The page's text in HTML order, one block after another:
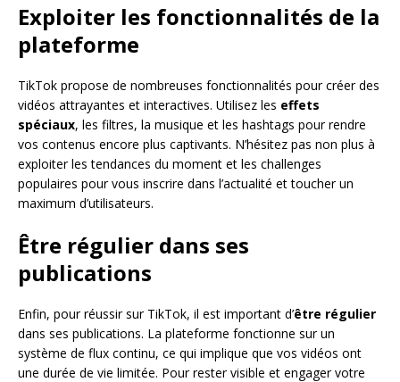
Exploiter les fonctionnalités de la
plateforme
TikTok propose de nombreuses fonctionnalités pour créer des
vidéos attrayantes et interactives. Utilisez les effets
spéciaux, les filtres, la musique et les hashtags pour rendre
vos contenus encore plus captivants. N’hésitez pas non plus à
exploiter les tendances du moment et les challenges
populaires pour vous inscrire dans l’actualité et toucher un
maximum d’utilisateurs.
Être régulier dans ses
publications
Enfin, pour réussir sur TikTok, il est important d’être régulier
dans ses publications. La plateforme fonctionne sur un
système de flux continu, ce qui implique que vos vidéos ont
une durée de vie limitée. Pour rester visible et engager votre